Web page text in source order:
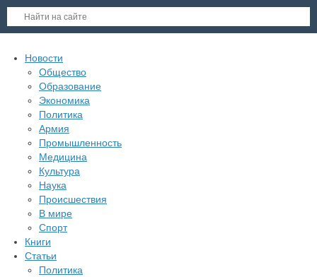
Новости
Общество
Образование
Экономика
Политика
Армия
Промышленность
Медицина
Культура
Наука
Происшествия
В мире
Спорт
Книги
Статьи
Политика